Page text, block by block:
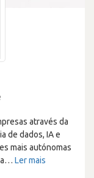
através da
de dados, IA e
mais autónomas
… Ler mais